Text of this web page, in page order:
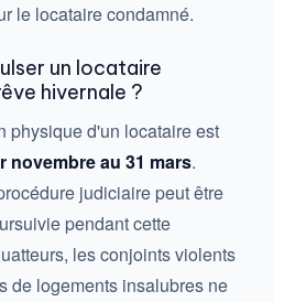
le locataire condamné.
un locataire
hivernale ?
physique d'un locataire est
novembre au 31 mars.
judiciaire peut être
pendant cette
les conjoints violents
de logements insalubres ne